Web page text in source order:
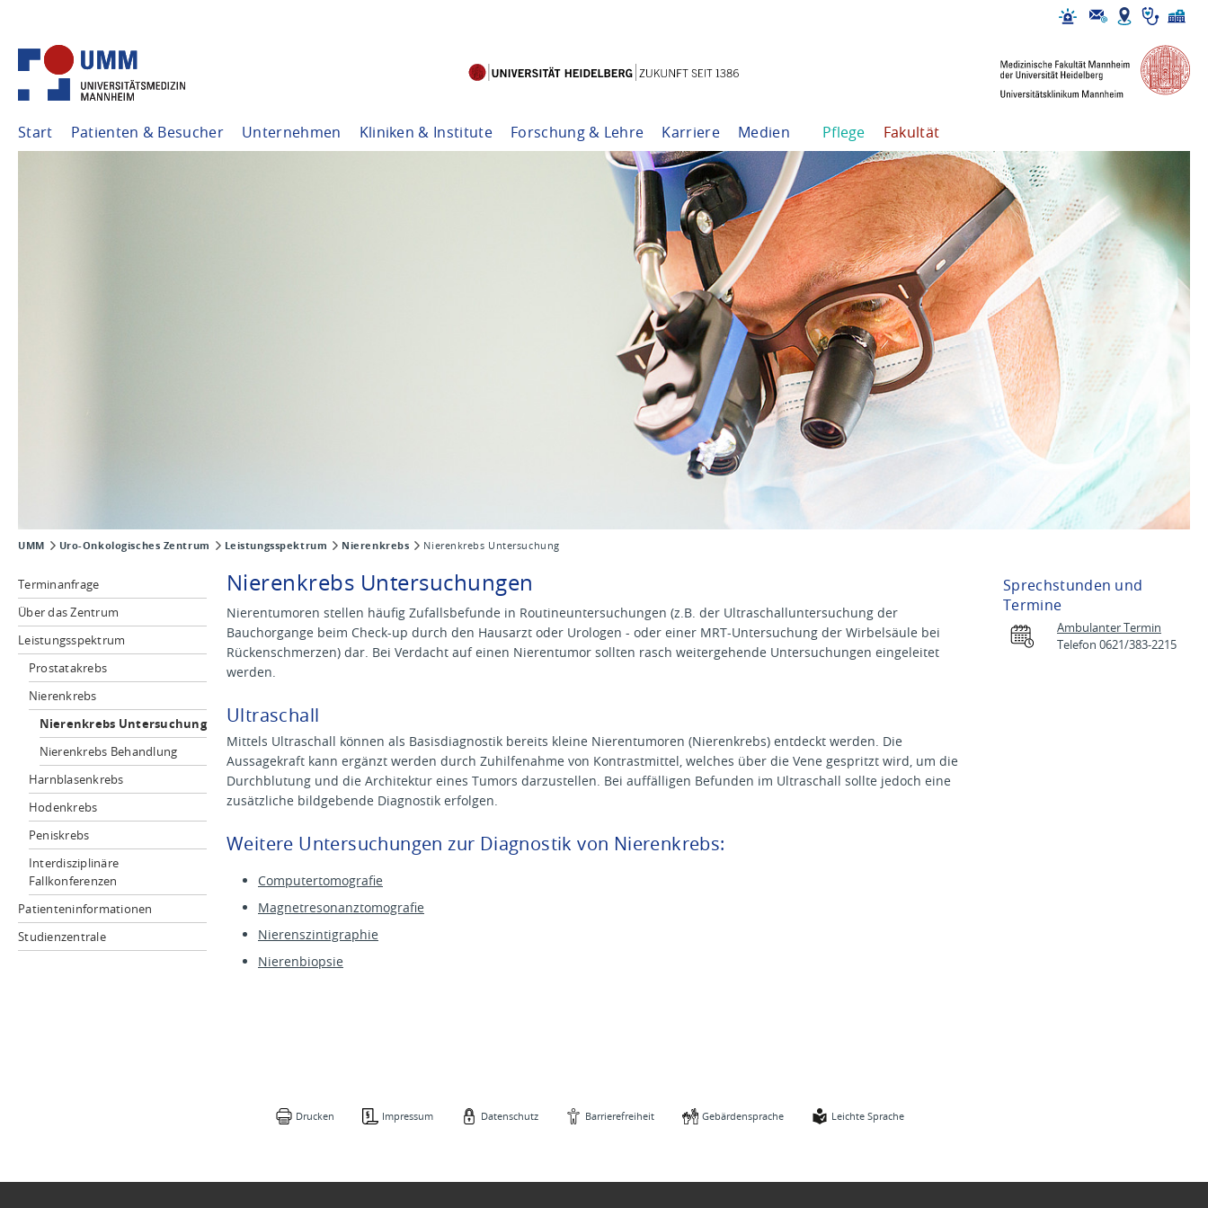
Start Patienten & Besucher Unternehmen Kliniken & Institute Forschung & Lehre Karriere Medien Pflege Fakultät
UMM Uro-Onkologisches Zentrum Leistungsspektrum Nierenkrebs Nierenkrebs Untersuchung
Terminanfrage
Über das Zentrum
Leistungsspektrum
Prostatakrebs
Nierenkrebs
Nierenkrebs Untersuchung
Nierenkrebs Behandlung
Harnblasenkrebs
Hodenkrebs
Peniskrebs
Interdisziplinäre
Fallkonferenzen
Patienteninformationen
Studienzentrale
Nierenkrebs Untersuchungen
Nierentumoren stellen häufig Zufallsbefunde in Routineuntersuchungen (z.B. der Ultraschalluntersuchung der
Bauchorgange beim Check-up durch den Hausarzt oder Urologen - oder einer MRT-Untersuchung der Wirbelsäule bei
Rückenschmerzen) dar. Bei Verdacht auf einen Nierentumor sollten rasch weitergehende Untersuchungen eingeleitet
werden.
Ultraschall
Mittels Ultraschall können als Basisdiagnostik bereits kleine Nierentumoren (Nierenkrebs) entdeckt werden. Die
Aussagekraft kann ergänzt werden durch Zuhilfenahme von Kontrastmittel, welches über die Vene gespritzt wird, um die
Durchblutung und die Architektur eines Tumors darzustellen. Bei auffälligen Befunden im Ultraschall sollte jedoch eine
zusätzliche bildgebende Diagnostik erfolgen.
Weitere Untersuchungen zur Diagnostik von Nierenkrebs:
Computertomografie
Magnetresonanztomografie
Nierenszintigraphie
Nierenbiopsie
Sprechstunden und
Termine
Ambulanter Termin
Telefon 0621/383-2215
Drucken Impressum Datenschutz Barrierefreiheit Gebärdensprache Leichte Sprache